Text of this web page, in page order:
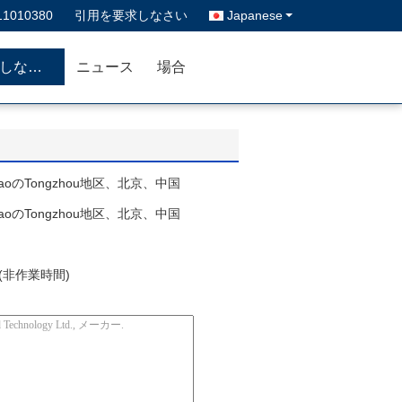
引用を要求しなさい Japanese
私達に連絡しなさい ニュース 場合
のTongzhou地区、北京、中国
のTongzhou地区、北京、中国
作業時間)